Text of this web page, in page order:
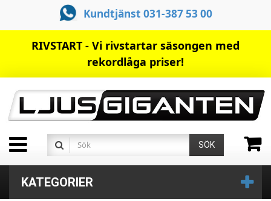
Kundtjänst 031-387 53 00
RIVSTART - Vi rivstartar säsongen med
rekordlåga priser!
SÖK
KATEGORIER